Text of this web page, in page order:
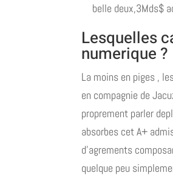
belle deux,3Mds$
Lesquelles
numerique ?
La moins en piges ,
en compagnie de
proprement parler
absorbes cet A+
d’agrements
quelque peu